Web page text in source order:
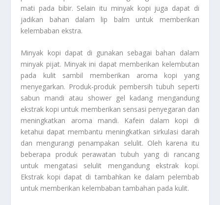
mati pada bibir. Selain itu minyak kopi juga dapat di
jadikan bahan dalam lip balm untuk memberikan
kelembaban ekstra.
Minyak kopi dapat di gunakan sebagai bahan dalam
minyak pijat. Minyak ini dapat memberikan kelembutan
pada kulit sambil memberikan aroma kopi yang
menyegarkan. Produk-produk pembersih tubuh seperti
sabun mandi atau shower gel kadang mengandung
ekstrak kopi untuk memberikan sensasi penyegaran dan
meningkatkan aroma mandi. Kafein dalam kopi di
ketahui dapat membantu meningkatkan sirkulasi darah
dan mengurangi penampakan selulit. Oleh karena itu
beberapa produk perawatan tubuh yang di rancang
untuk mengatasi selulit mengandung ekstrak kopi.
Ekstrak kopi dapat di tambahkan ke dalam pelembab
untuk memberikan kelembaban tambahan pada kulit.